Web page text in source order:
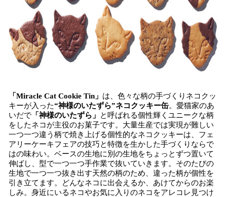
「Miracle Cat Cookie Tin」 は、色々な柄の手づくりネコクッ
キーが入った“神様のいたずら”ネコクッキー缶。愛猫家のあ
いだで 「神様のいたずら」
と呼ばれる個性輝くユニークな柄
をしたネコが主役のお菓子です。大量生産では実現が難しい
一つ一つ違う柄で焼き上げる個性的なネコクッキーは、フェ
アリーケーキフェアの技巧と特徴を生かした手づくりならで
はの味わい。ベースの生地に別の生地をちょっとずつ置いて
伸ばし、型で一つ一つ手作業で抜いていきます。そのたびの
生地で一つ一つ抜き出す天然の柄のため、違った柄が個性を
引き立てます。どんなネコに出会えるか、あけてからのお楽
しみ。身近にいるネコやお気に入りのネコをアレコレ見つけ